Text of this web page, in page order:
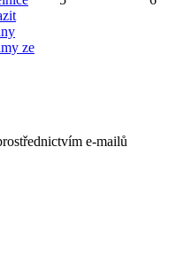
ze
e-mailů